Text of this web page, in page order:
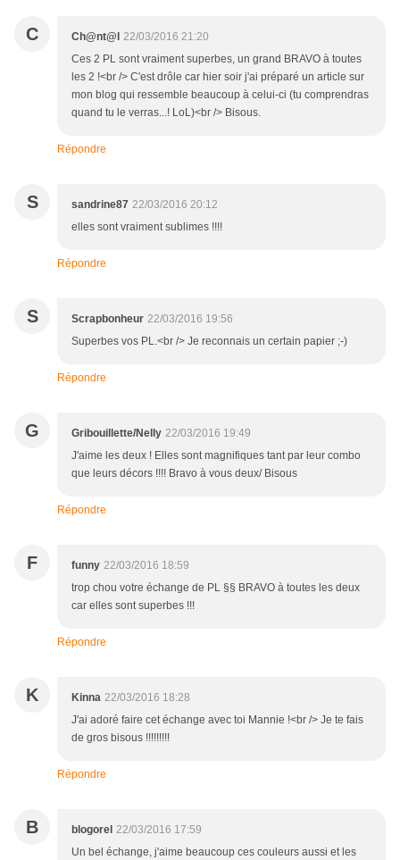
C Ch@nt@l 22/03/2016 21:20
Ces 2 PL sont vraiment superbes, un grand BRAVO à toutes
les 2 !<br /> C'est drôle car hier soir j'ai préparé un article sur
mon blog qui ressemble beaucoup à celui-ci (tu comprendras
quand tu le verras...! LoL)<br /> Bisous.
Répondre
S sandrine87 22/03/2016 20:12
elles sont vraiment sublimes !!!!
Répondre
S Scrapbonheur 22/03/2016 19:56
Superbes vos PL.<br /> Je reconnais un certain papier ;-)
Répondre
G Gribouillette/Nelly 22/03/2016 19:49
J'aime les deux ! Elles sont magnifiques tant par leur combo
que leurs décors !!!! Bravo à vous deux/ Bisous
Répondre
F funny 22/03/2016 18:59
trop chou votre échange de PL §§ BRAVO à toutes les deux
car elles sont superbes !!!
Répondre
K Kinna 22/03/2016 18:28
J'ai adoré faire cet échange avec toi Mannie !<br /> Je te fais
de gros bisous !!!!!!!!!
Répondre
B blogorel 22/03/2016 17:59
Un bel échange, j'aime beaucoup ces couleurs aussi et les